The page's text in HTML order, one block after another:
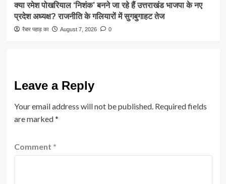
क्या रमेश पोखरियाल ‘निशंक’ बनने जा रहे हैं उत्तराखंड भाजपा के नए
प्रदेश अध्यक्ष? राजनीति के गलियारों में सुगबुगाहट तेज
रैबार पहाड़ का August 7, 2026 0
Leave a Reply
Your email address will not be published. Required fields
are marked*
Comment *